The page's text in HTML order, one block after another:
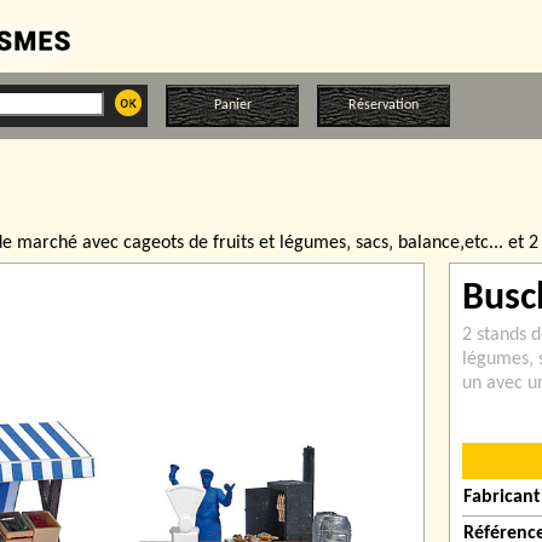
Panier Réservation
marché avec cageots de fruits et légumes‚ sacs‚ balance‚etc... et
2 stands
un avec
Fabricant